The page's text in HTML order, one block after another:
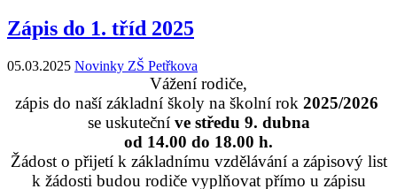
Zápis do 1. tříd 2025
05.03.2025 Novinky ZŠ Petřkova
Vážení rodiče,
zápis do naší základní školy na školní rok 2025/2026
se uskuteční ve středu 9. dubna
od 14.00 do 18.00 h.
Žádost o přijetí k základnímu vzdělávání a zápisový list
k žádosti budou rodiče vyplňovat přímo u zápisu